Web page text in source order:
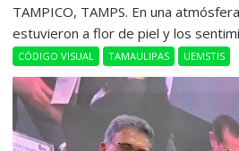
​TAMPICO, TAMPS. En una
estuvieron a flor de piel y los
CÓDIGO VISUAL TAMAULIPAS UEMSTIS